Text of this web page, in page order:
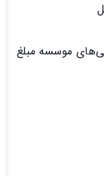
موسسه مبلغ